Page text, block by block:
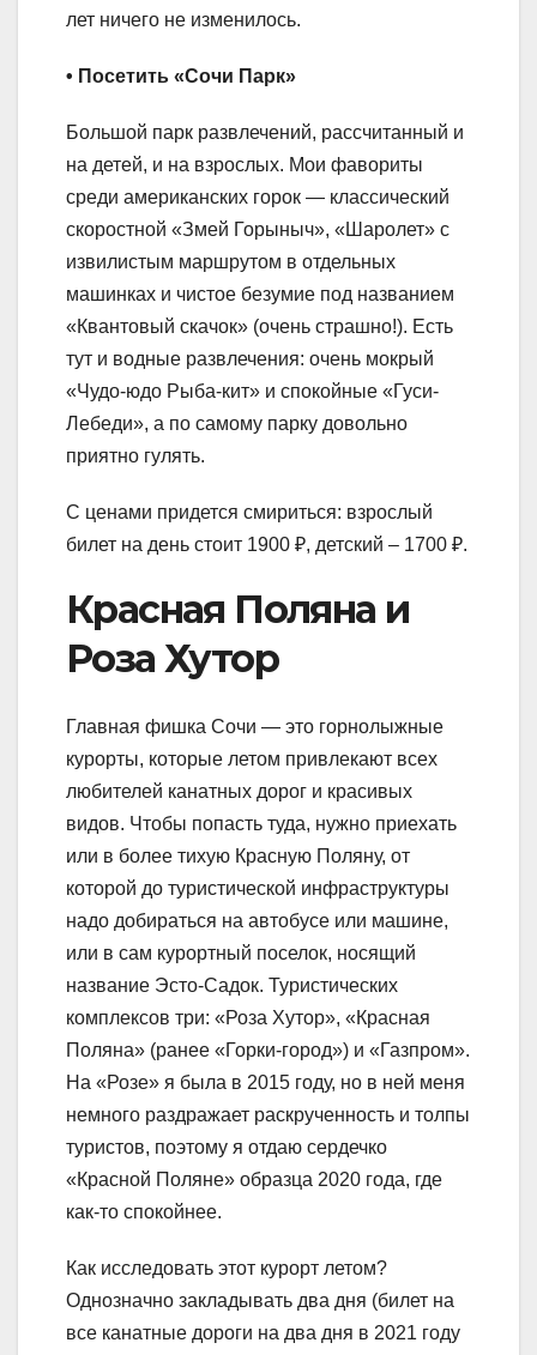
лет ничего не изменилось.
• Посетить «Сочи Парк»
Большой парк развлечений, рассчитанный и
на детей, и на взрослых. Мои фавориты
среди американских горок — классический
скоростной «Змей Горыныч», «Шаролет» с
извилистым маршрутом в отдельных
машинках и чистое безумие под названием
«Квантовый скачок» (очень страшно!). Есть
тут и водные развлечения: очень мокрый
«Чудо-юдо Рыба-кит» и спокойные «Гуси-
Лебеди», а по самому парку довольно
приятно гулять.
С ценами придется смириться: взрослый
билет на день стоит 1900 ₽, детский – 1700 ₽.
Красная Поляна и
Роза Хутор
Главная фишка Сочи — это горнолыжные
курорты, которые летом привлекают всех
любителей канатных дорог и красивых
видов. Чтобы попасть туда, нужно приехать
или в более тихую Красную Поляну, от
которой до туристической инфраструктуры
надо добираться на автобусе или машине,
или в сам курортный поселок, носящий
название Эсто-Садок. Туристических
комплексов три: «Роза Хутор», «Красная
Поляна» (ранее «Горки-город») и «Газпром».
На «Розе» я была в 2015 году, но в ней меня
немного раздражает раскрученность и толпы
туристов, поэтому я отдаю сердечко
«Красной Поляне» образца 2020 года, где
как-то спокойнее.
Как исследовать этот курорт летом?
Однозначно закладывать два дня (билет на
все канатные дороги на два дня в 2021 году